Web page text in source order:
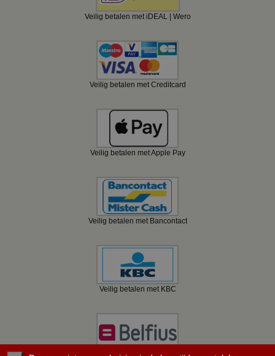
Veilig betalen met iDEAL | Wero
Veilig betalen met Creditcard
Veilig betalen met Apple Pay
Veilig betalen met Bancontact
Veilig betalen met KBC